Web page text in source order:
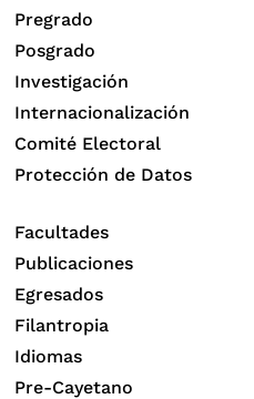
Pregrado
Posgrado
Investigación
Internacionalización
Comité Electoral
Protección de Datos
Facultades
Publicaciones
Egresados
Filantropia
Idiomas
Pre-Cayetano